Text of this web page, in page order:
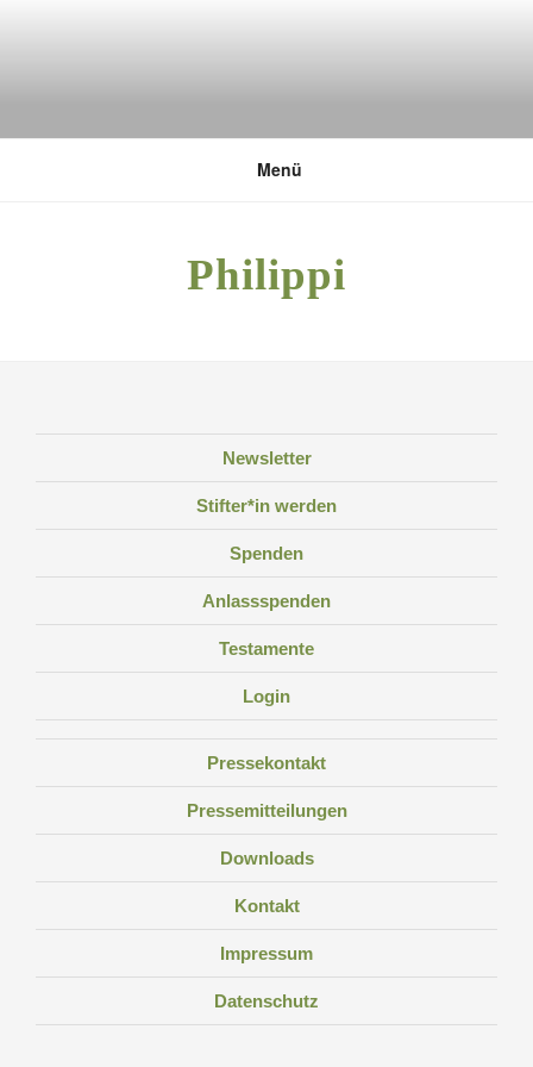
DEUTSCHE UMWELTSTIFTUNG
Menü
Philippi
Newsletter
Stifter*in werden
Spenden
Anlassspenden
Testamente
Login
Pressekontakt
Pressemitteilungen
Downloads
Kontakt
Impressum
Datenschutz